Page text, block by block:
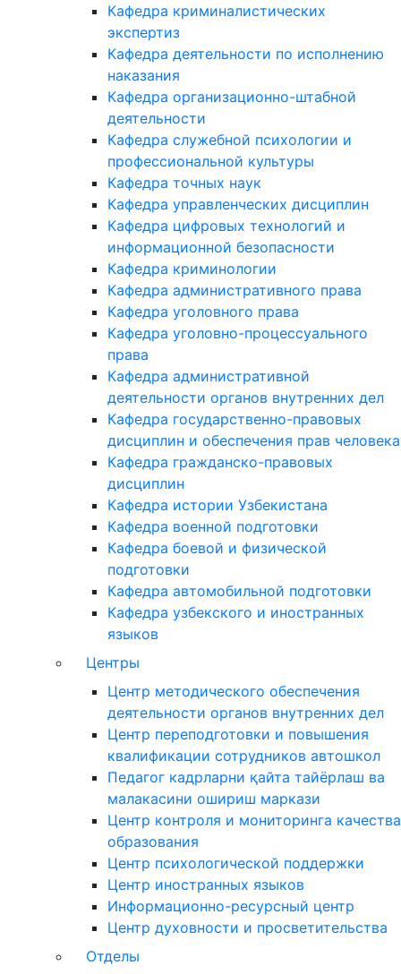
Кафедра криминалистических
экспертиз
Кафедра деятельности по исполнению
наказания
Кафедра организационно-штабной
деятельности
Кафедра служебной психологии и
профессиональной культуры
Кафедра точных наук
Кафедра управленческих дисциплин
Кафедра цифровых технологий и
информационной безопасности
Кафедра криминологии
Кафедра административного права
Кафедра уголовного права
Кафедра уголовно-процессуального
права
Кафедра административной
деятельности органов внутренних дел
Кафедра государственно-правовых
дисциплин и обеспечения прав человека
Кафедра гражданско-правовых
дисциплин
Кафедра истории Узбекистана
Кафедра военной подготовки
Кафедра боевой и физической
подготовки
Кафедра автомобильной подготовки
Кафедра узбекского и иностранных
языков
Центры
Центр методического обеспечения
деятельности органов внутренних дел
Центр переподготовки и повышения
квалификации сотрудников автошкол
Педагог кадрларни қайта тайёрлаш ва
малакасини ошириш маркази
Центр контроля и мониторинга качества
образования
Центр психологической поддержки
Центр иностранных языков
Информационно-ресурсный центр
Центр духовности и просветительства
Отделы